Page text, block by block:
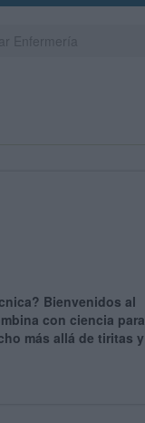
Bienvenidos al
con ciencia para
más allá de tiritas y